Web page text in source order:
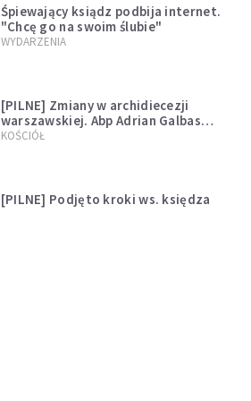
Śpiewający ksiądz podbija internet.
"Chcę go na swoim ślubie"
WYDARZENIA
[PILNE] Zmiany w archidiecezji
warszawskiej. Abp Adrian Galbas
wręczył dekrety nowym proboszczom
KOŚCIÓŁ
[PILNE] Podjęto kroki ws. księdza